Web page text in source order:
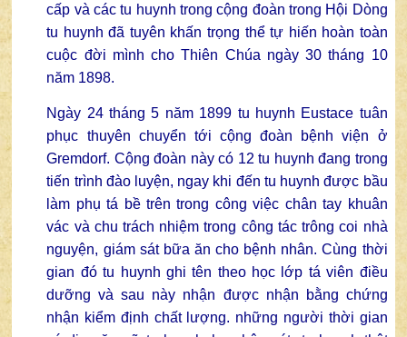
cấp và các tu huynh trong cộng đoàn trong Hội Dòng
tu huynh đã tuyên khấn trọng thể tự hiến hoàn toàn
cuộc đời mình cho Thiên Chúa ngày 30 tháng 10
năm 1898.
Ngày 24 tháng 5 năm 1899 tu huynh Eustace tuân
phục thuyên chuyển tới cộng đoàn bệnh viện ở
Gremdorf. Cộng đoàn này có 12 tu huynh đang trong
tiến trình đào luyện, ngay khi đến tu huynh được bầu
làm phụ tá bề trên trong công việc chân tay khuân
vác và chu trách nhiệm trong công tác trông coi nhà
nguyện, giám sát bữa ăn cho bệnh nhân. Cùng thời
gian đó tu huynh ghi tên theo học lớp tá viên điều
dưỡng và sau này nhận được nhận bằng chứng
nhận kiểm định chất lượng. những người thời gian